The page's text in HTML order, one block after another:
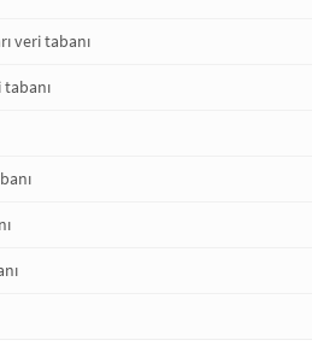
veri tabanı